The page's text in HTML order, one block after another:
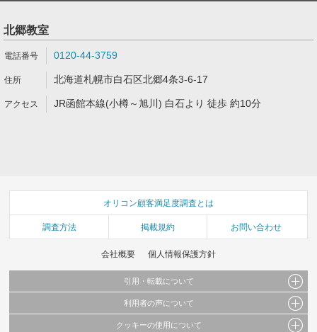
北郷教室
0120-44-3759
北海道札幌市白石区北郷4条3-6-17
JR函館本線(小樽～旭川) 白石より 徒歩 約10分
オリコン顧客満足度調査とは
調査方法 掲載規約 お問い合わせ
会社概要 個人情報保護方針
引用・転載について
当サイトで公開されている情報（文字、写真、イラスト、画像データ等）及びこれらの配
利用者の声について
当サイトに掲載している内容はすべてサービスの利用者が提出された見解・感想です。
クッキーの使用について